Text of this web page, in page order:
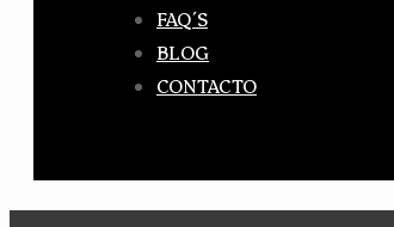
FAQ´S
BLOG
CONTACTO